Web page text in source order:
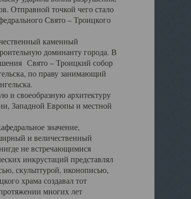
Отправной точкой чего стало
Свято – Троицкого
каменный
доминанту города. В
Свято – Троицкий собор
по праву занимающий
и своеобразную архитектуру
Западной Европы и местной
значение,
и величественный
не встречающимися
инкрустаций представлял
скульптурой, иконописью,
храма создавал тот
многих лет